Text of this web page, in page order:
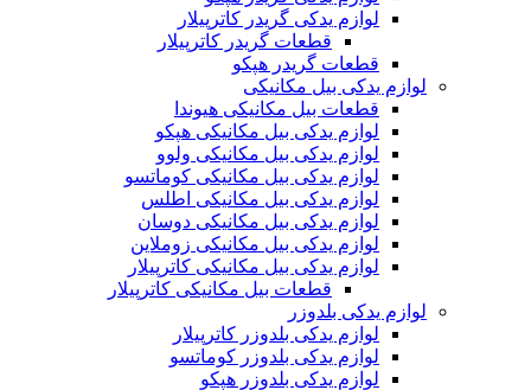
لوازم یدکی گریدر کاترپیلار
قطعات گریدر کاترپیلار
قطعات گریدر هپکو
لوازم یدکی بیل مکانیکی
قطعات بیل مکانیکی هیوندا
لوازم یدکی بیل مکانیکی هپکو
لوازم یدکی بیل مکانیکی ولوو
لوازم یدکی بیل مکانیکی کوماتسو
لوازم یدکی بیل مکانیکی اطلس
لوازم یدکی بیل مکانیکی دوسان
لوازم یدکی بیل مکانیکی زوملاین
لوازم یدکی بیل مکانیکی کاترپیلار
قطعات بیل مکانیکی کاترپیلار
لوازم یدکی بلدوزر
لوازم یدکی بلدوزر کاترپیلار
لوازم یدکی بلدوزر کوماتسو
لوازم یدکی بلدوزر هپکو